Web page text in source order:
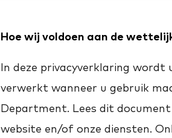
Hoe wij voldoen aan de
In deze privacyverklaring wordt
verwerkt wanneer u gebruik
Department. Lees dit
website en/of onze diensten.